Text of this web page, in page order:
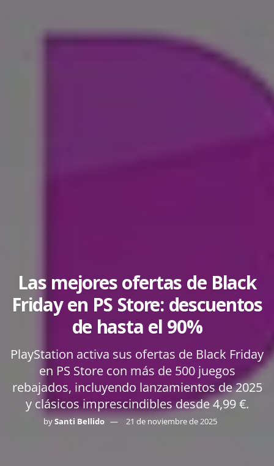
Las mejores ofertas de Black
Friday en PS Store: descuentos
de hasta el 90%
PlayStation activa sus ofertas de Black Friday
en PS Store con más de 500 juegos
rebajados, incluyendo lanzamientos de 2025
y clásicos imprescindibles desde 4,99 €.
bySanti Bellido 21 de noviembre de 2025